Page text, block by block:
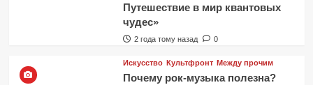
Путешествие в мир квантовых
чудес»
2 года тому назад 0
Искусство Культфронт Между прочим
Почему рок-музыка полезна?